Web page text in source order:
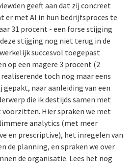
geeft aan dat zij concreet
er met AI in hun bedrijfsproces te
31 procent - een forse stijging
stijging nog niet terug in de
succesvol toegepast
op een magere 3 procent (2
toch nog maar eens
gepakt, naar aanleiding van een
die ik destijds samen met
voorzitten. Hier spraken we met
analytics (met meer
en prescriptive), het inregelen van
de planning, en spraken we over
de organisatie. Lees het nog